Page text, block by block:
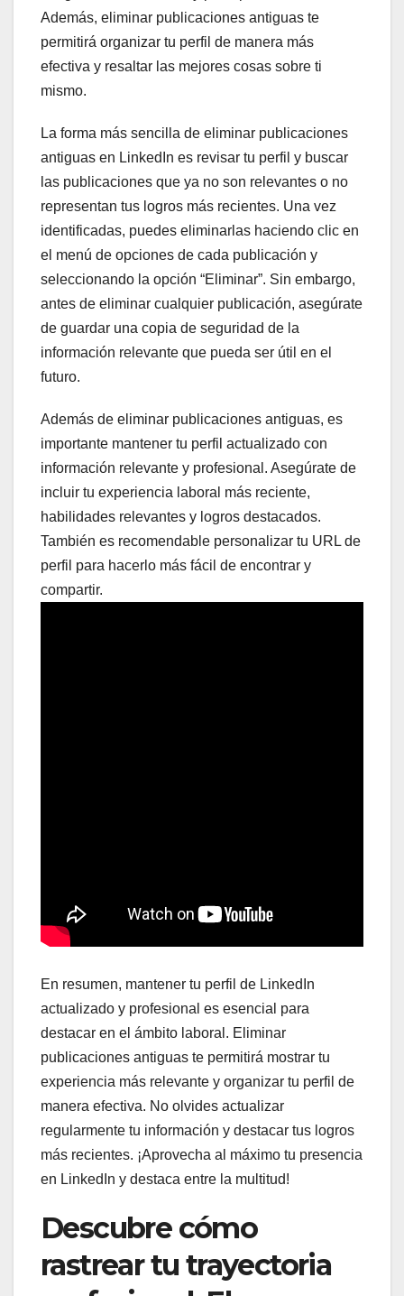
Además, eliminar publicaciones antiguas te
permitirá organizar tu perfil de manera más
efectiva y resaltar las mejores cosas sobre ti
mismo.
La forma más sencilla de eliminar publicaciones
antiguas en LinkedIn es revisar tu perfil y buscar
las publicaciones que ya no son relevantes o no
representan tus logros más recientes. Una vez
identificadas, puedes eliminarlas haciendo clic en
el menú de opciones de cada publicación y
seleccionando la opción “Eliminar”. Sin embargo,
antes de eliminar cualquier publicación, asegúrate
de guardar una copia de seguridad de la
información relevante que pueda ser útil en el
futuro.
Además de eliminar publicaciones antiguas, es
importante mantener tu perfil actualizado con
información relevante y profesional. Asegúrate de
incluir tu experiencia laboral más reciente,
habilidades relevantes y logros destacados.
También es recomendable personalizar tu URL de
perfil para hacerlo más fácil de encontrar y
compartir.
En resumen, mantener tu perfil de LinkedIn
actualizado y profesional es esencial para
destacar en el ámbito laboral. Eliminar
publicaciones antiguas te permitirá mostrar tu
experiencia más relevante y organizar tu perfil de
manera efectiva. No olvides actualizar
regularmente tu información y destacar tus logros
más recientes. ¡Aprovecha al máximo tu presencia
en LinkedIn y destaca entre la multitud!
Descubre cómo
rastrear tu trayectoria